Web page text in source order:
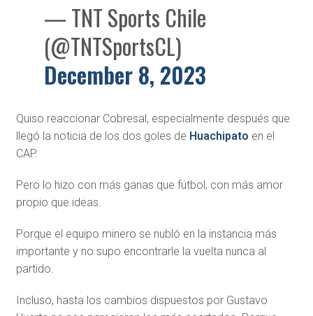
— TNT Sports Chile
(@TNTSportsCL)
December 8, 2023
Quiso reaccionar Cobresal, especialmente después que
llegó la noticia de los dos goles de Huachipato en el
CAP.
Pero lo hizo con más ganas que fútbol, con más amor
propio que ideas.
Porque el equipo minero se nubló en la instancia más
importante y no supo encontrarle la vuelta nunca al
partido.
Incluso, hasta los cambios dispuestos por Gustavo